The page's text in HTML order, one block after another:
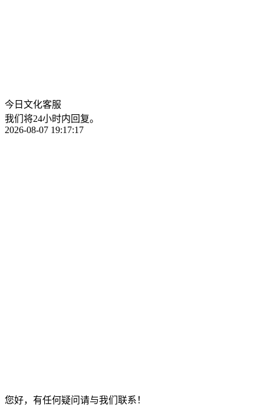
今日文化客服
我们将24小时内回复。
2026-08-07 19:17:17
您好，有任何疑问请与我们联系！